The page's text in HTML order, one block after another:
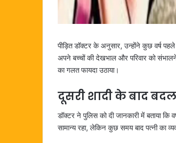
पीड़ित डॉक्टर के अनुसार, उन्होंने कुछ वर्ष
अपने बच्चों की देखभाल और परिवार को
का गलत फायदा उठाया।
दूसरी शादी के बाद
डॉक्टर ने पुलिस को दी जानकारी में बताया
सामान्य रहा, लेकिन कुछ समय बाद पत्नी का